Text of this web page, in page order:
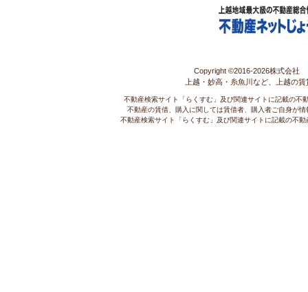
Copyright ©2016-2026株式会社
上越・妙高・糸魚川など、上越の
不動産検索サイト「らくすむ」及び関連サイトに記載の不
不動産の賃借、購入に関しては賃借者、購入者ご自身が
不動産検索サイト「らくすむ」及び関連サイトに記載の不